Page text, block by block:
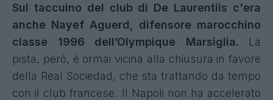
Sul taccuino del club di De Laurentiis c'era
anche Nayef Aguerd, difensore marocchino
classe 1996 dell’Olympique Marsiglia. La
pista, però, è ormai vicina alla chiusura in favore
della Real Sociedad, che sta trattando da tempo
con il club francese. Il Napoli non ha accelerato